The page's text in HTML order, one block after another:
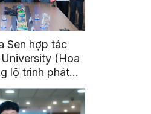
Sen hợp tác
(Hoa
lộ trình phát
cho sinh viên